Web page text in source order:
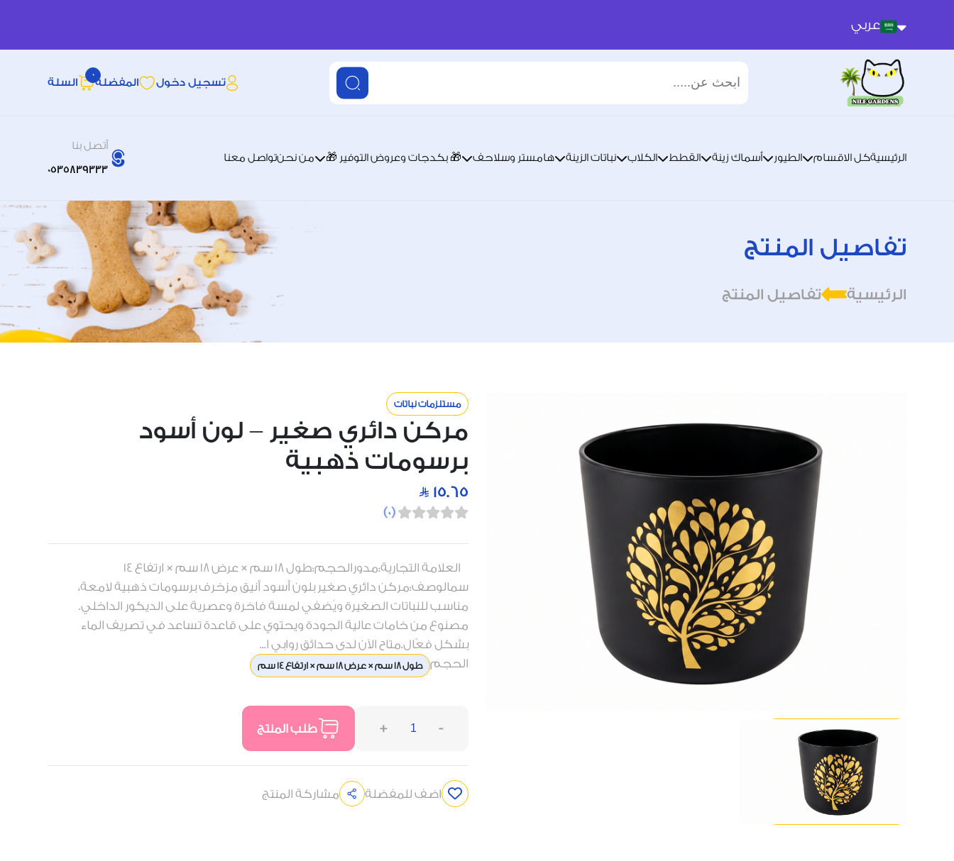
عربي
عربي
انجليزي
تسجيل دخول المفضله
0
السلة
الرئيسيةكل الاقسام الطيور أسماك زينة القطط الكلاب نباتات الزينة هامستر وسلاحف 🎁 بكدجات وعروض التوفير 🎁 من نحنتواصل معنا
أتصل بنا
0535839333
تفاصيل المنتج
الرئيسية تفاصيل المنتج
مستلزمات نباتات
مركن دائري صغير – لون أسود
برسومات ذهبية
15.65
(
0
)
العلامة التجارية:مدورالحجم:طول 18 سم × عرض 18 سم × ارتفاع 14
سمالوصف:مركن دائري صغير بلون أسود أنيق مزخرف برسومات ذهبية لامعة،
مناسب للنباتات الصغيرة ويُضفي لمسة فاخرة وعصرية على الديكور الداخلي.
مصنوع من خامات عالية الجودة ويحتوي على قاعدة تساعد في تصريف الماء
بشكل فعّال.متاح الآن لدى حدائق روابي ا...
الحجم
طول 18 سم × عرض 18 سم × ارتفاع 14 سم
-
+ طلب المنتج
اضف للمفضلة مشاركة المنتج